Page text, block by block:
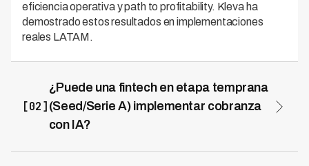
eficiencia operativa y path to profitability. Kleva ha
demostrado estos resultados en implementaciones
reales LATAM.
[02]
¿Puede una fintech en etapa temprana
(Seed/Serie A) implementar cobranza
con IA?